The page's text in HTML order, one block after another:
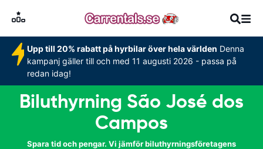
Upp till 20% rabatt på hyrbilar över hela världen Denna
kampanj gäller till och med 11 augusti 2026 - passa på
redan idag!
Biluthyrning São José dos
Campos
Spara tid och pengar. Vi jämför biluthyrningsföretagens